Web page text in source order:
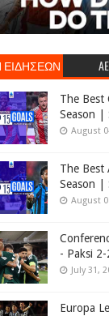
The Best
Season |
August
The Best
Season |
August
- Paksi
July 31,
Europa